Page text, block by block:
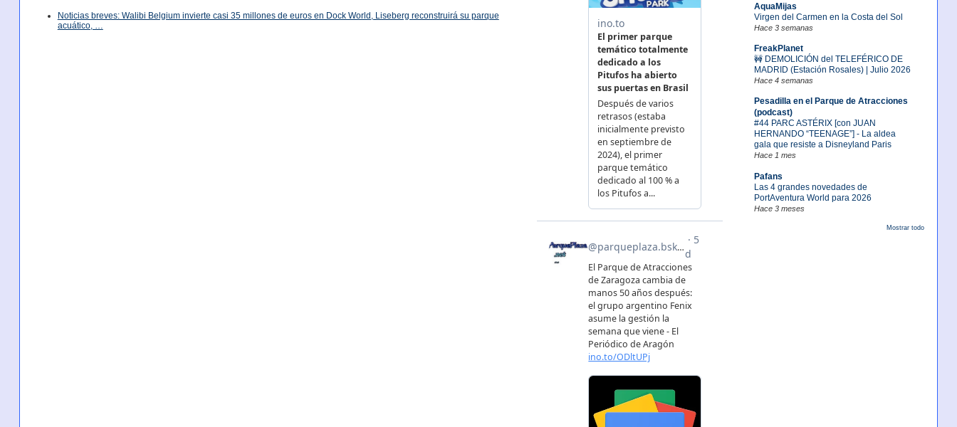
AquaMijas
Virgen del Carmen en la Costa del Sol
Hace 3 semanas
FreakPlanet
🚧 DEMOLICIÓN del TELEFÉRICO DE
MADRID (Estación Rosales) | Julio 2026
Hace 4 semanas
Pesadilla en el Parque de Atracciones
(podcast)
#44 PARC ASTÉRIX [con JUAN
HERNANDO “TEENAGE”] - La aldea
gala que resiste a Disneyland Paris
Hace 1 mes
Pafans
Las 4 grandes novedades de
PortAventura World para 2026
Hace 3 meses
Mostrar todo
Noticias breves: Walibi Belgium invierte casi 35 millones de euros en Dock World, Liseberg reconstruirá su parque
acuático, …